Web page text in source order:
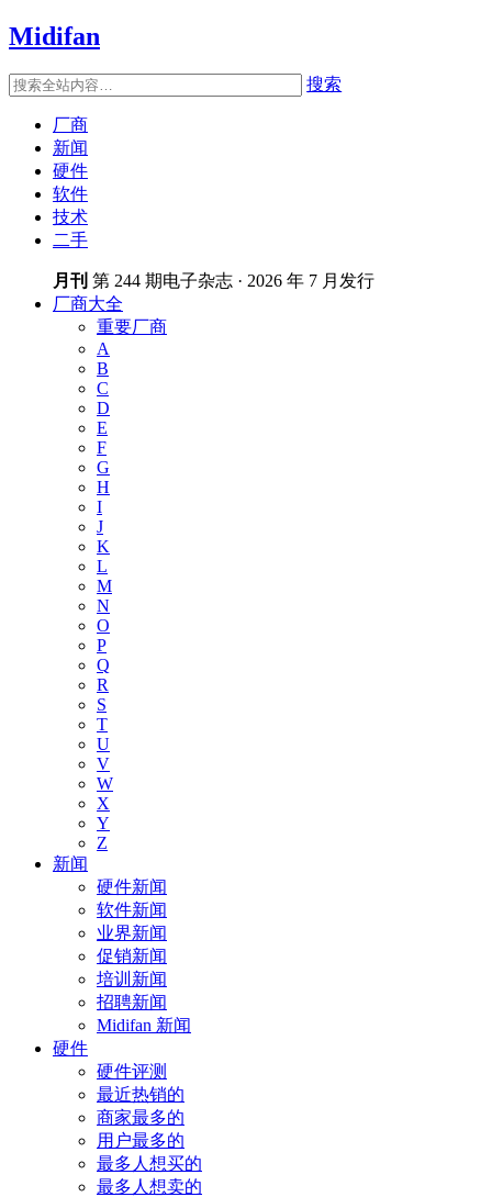
Midifan
搜索
厂商
新闻
硬件
软件
技术
二手
月刊 第 244 期电子杂志 · 2026 年 7 月发行
厂商大全
重要厂商
A
B
C
D
E
F
G
H
I
J
K
L
M
N
O
P
Q
R
S
T
U
V
W
X
Y
Z
新闻
硬件新闻
软件新闻
业界新闻
促销新闻
培训新闻
招聘新闻
Midifan 新闻
硬件
硬件评测
最近热销的
商家最多的
用户最多的
最多人想买的
最多人想卖的